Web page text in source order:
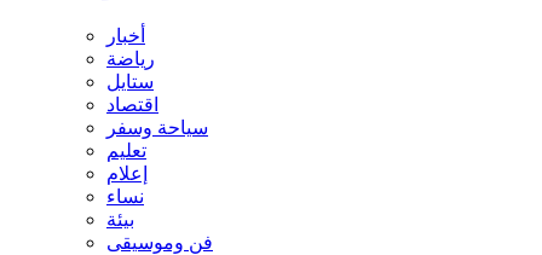
أخبار
رياضة
ستايل
اقتصاد
سياحة وسفر
تعليم
إعلام
نساء
بيئة
فن وموسيقى